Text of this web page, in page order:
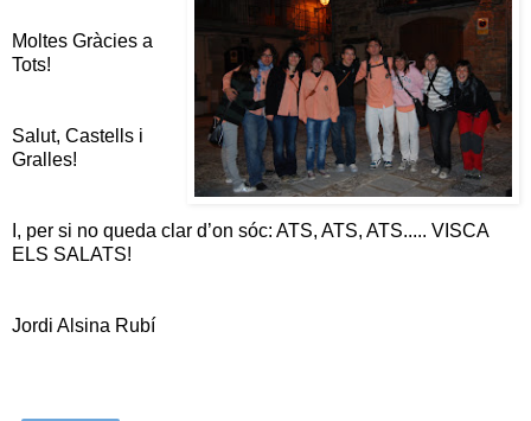
Moltes Gràcies a
Tots!
Salut, Castells i
Gralles!
I, per si no queda clar d’on sóc: ATS, ATS, ATS..... VISCA
ELS SALATS!
Jordi Alsina Rubí